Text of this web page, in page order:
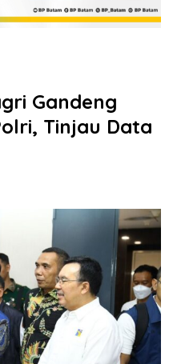
Gandeng
Tinjau Data